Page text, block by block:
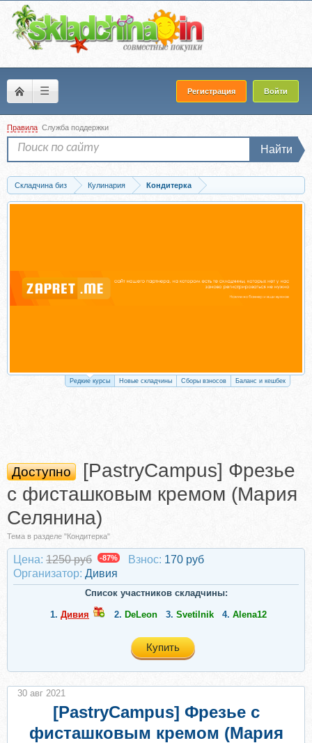
☰ Регистрация Войти
Правила Служба поддержки
Найти
Складчина биз Кулинария
Кондитерка
Скачать [PastryCampus] Фрезье с фисташковым кремом (Мария Селянина)
Редкие курсы Новые складчины Сборы взносов Баланс и кешбек
Доступно
[PastryCampus] Фрезье
с фисташковым кремом (Мария
Селянина)
Тема в разделе "Кондитерка"
Цена: 1250 руб -87% Взнос: 170 руб
Организатор: Дивия
Список участников складчины:
1. Дивия 2. DeLeon 3. Svetilnik 4. Alena12
Купить
[PastryCampus] Фрезье с
фисташковым кремом (Мария
30 авг 2021